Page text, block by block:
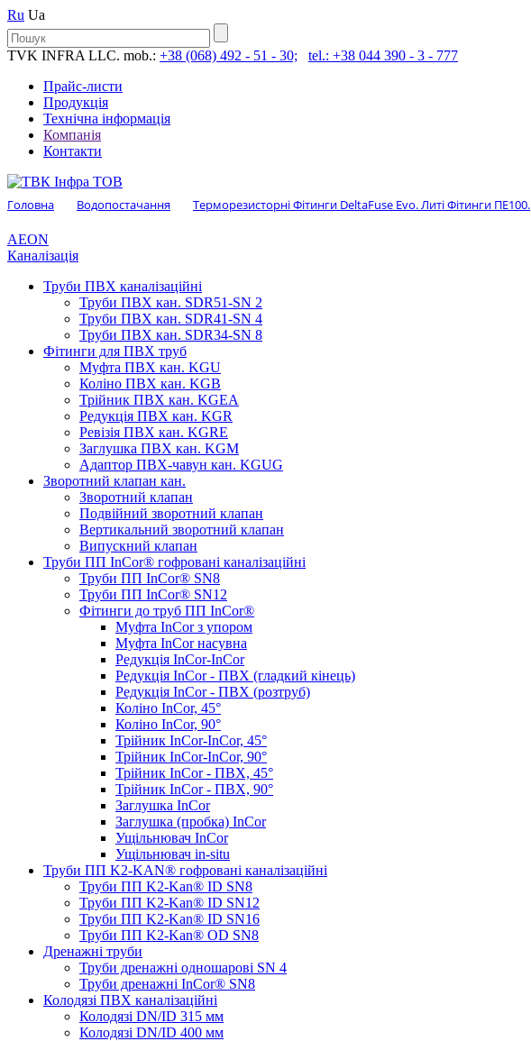
Ru Ua
TVK INFRA LLC. mob.: +38 (068) 492 - 51 - 30;
tel.: +38 044 390 - 3 - 777
Прайс-листи
Продукція
Технічна інформація
Компанія
Контакти
Головна Водопостачання Терморезисторні Фітинги DeltaFuse Evo. Литі Фітинги ПЕ100.
AEON
Каналізація
Труби ПВХ каналізаційні
Труби ПВХ кан. SDR51-SN 2
Труби ПВХ кан. SDR41-SN 4
Труби ПВХ кан. SDR34-SN 8
Фітинги для ПВХ труб
Муфта ПВХ кан. KGU
Коліно ПВХ кан. KGB
Трійник ПВХ кан. KGEA
Редукція ПВХ кан. KGR
Ревізія ПВХ кан. KGRE
Заглушка ПВХ кан. KGM
Адаптор ПВХ-чавун кан. KGUG
Зворотний клапан кан.
Зворотний клапан
Подвійний зворотний клапан
Вертикальний зворотний клапан
Випускний клапан
Труби ПП InCor® гофровані каналізаційні
Труби ПП InCor® SN8
Труби ПП InCor® SN12
Фітинги до труб ПП InCor®
Муфта InCor з упором
Муфта InCor насувна
Редукція InCor-InCor
Редукція InCor - ПВХ (гладкий кінець)
Редукція InCor - ПВХ (розтруб)
Коліно InCor, 45°
Коліно InCor, 90°
Трійник InCor-InCor, 45°
Трійник InCor-InCor, 90°
Трійник InCor - ПВХ, 45°
Трійник InCor - ПВХ, 90°
Заглушка InCor
Заглушка (пробка) InCor
Ущільнювач InCor
Ущільнювач in-situ
Труби ПП K2-KAN® гоф­ровані каналізаційні
Труби ПП K2-Kan® ID SN8
Труби ПП K2-Kan® ID SN12
Труби ПП K2-Kan® ID SN16
Труби ПП K2-Kan® OD SN8
Дренажні труби
Труби дренажні одношарові SN 4
Труби дренажні InCor® SN8
Колодязі ПВХ каналізаційні
Колодязі DN/ID 315 мм
Колодязі DN/ID 400 мм